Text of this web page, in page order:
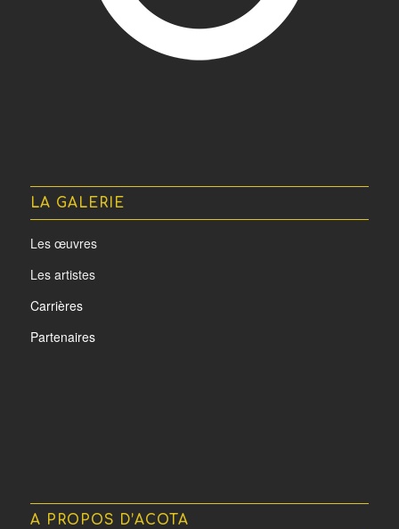
LA GALERIE
Les œuvres
Les artistes
Carrières
Partenaires
A PROPOS D’ACOTA